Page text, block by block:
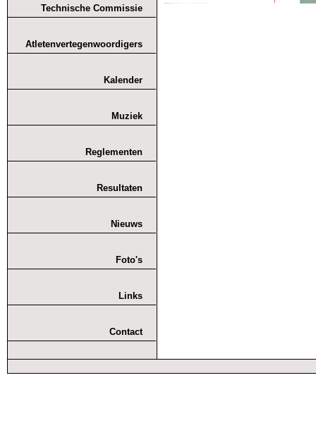
Technische Commissie
Atletenvertegenwoordigers
Kalender
Muziek
Reglementen
Resultaten
Nieuws
Foto's
Links
Contact